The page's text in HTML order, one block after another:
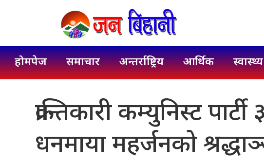
होमपेज समाचार अन्तर्राष्ट्रिय आर्थिक स्वास्थ्य
क्रान्तिकारी कम्युनिस्ट
धनमाया महर्जनको